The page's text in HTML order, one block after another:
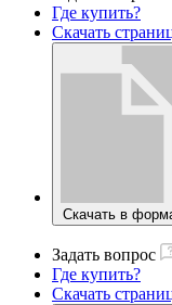
Где купить?
Скачать
Скачать в
Задать вопрос
Где купить?
Скачать